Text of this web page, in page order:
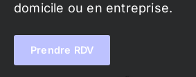
domicile ou en entreprise.
Prendre RDV